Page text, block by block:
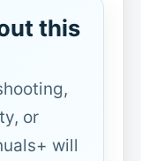
this
or
will